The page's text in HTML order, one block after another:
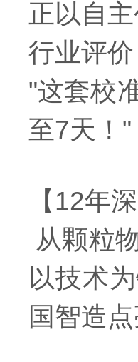
正以自
行业评价
"这套校
至7天！
【12年
从颗粒
以技术
国智造